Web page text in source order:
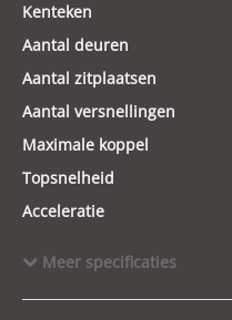
Kenteken
Aantal deuren
Aantal zitplaatsen
Aantal versnellingen
Maximale koppel
Topsnelheid
Acceleratie
Laadvermogen
Meer specificaties